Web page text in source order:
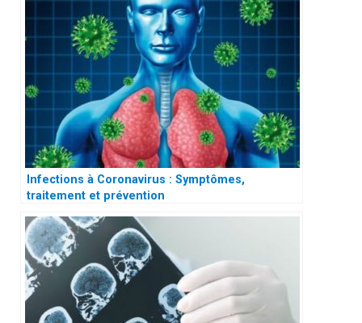
Infections à Coronavirus : Symptômes,
traitement et prévention